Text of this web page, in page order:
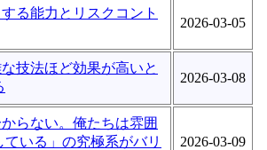
る能力とリスクコント
2026-03-05
技法ほど効果が高いと
2026-03-08
らない。俺たちは雰囲
いる」の究極系がバリ
2026-03-09